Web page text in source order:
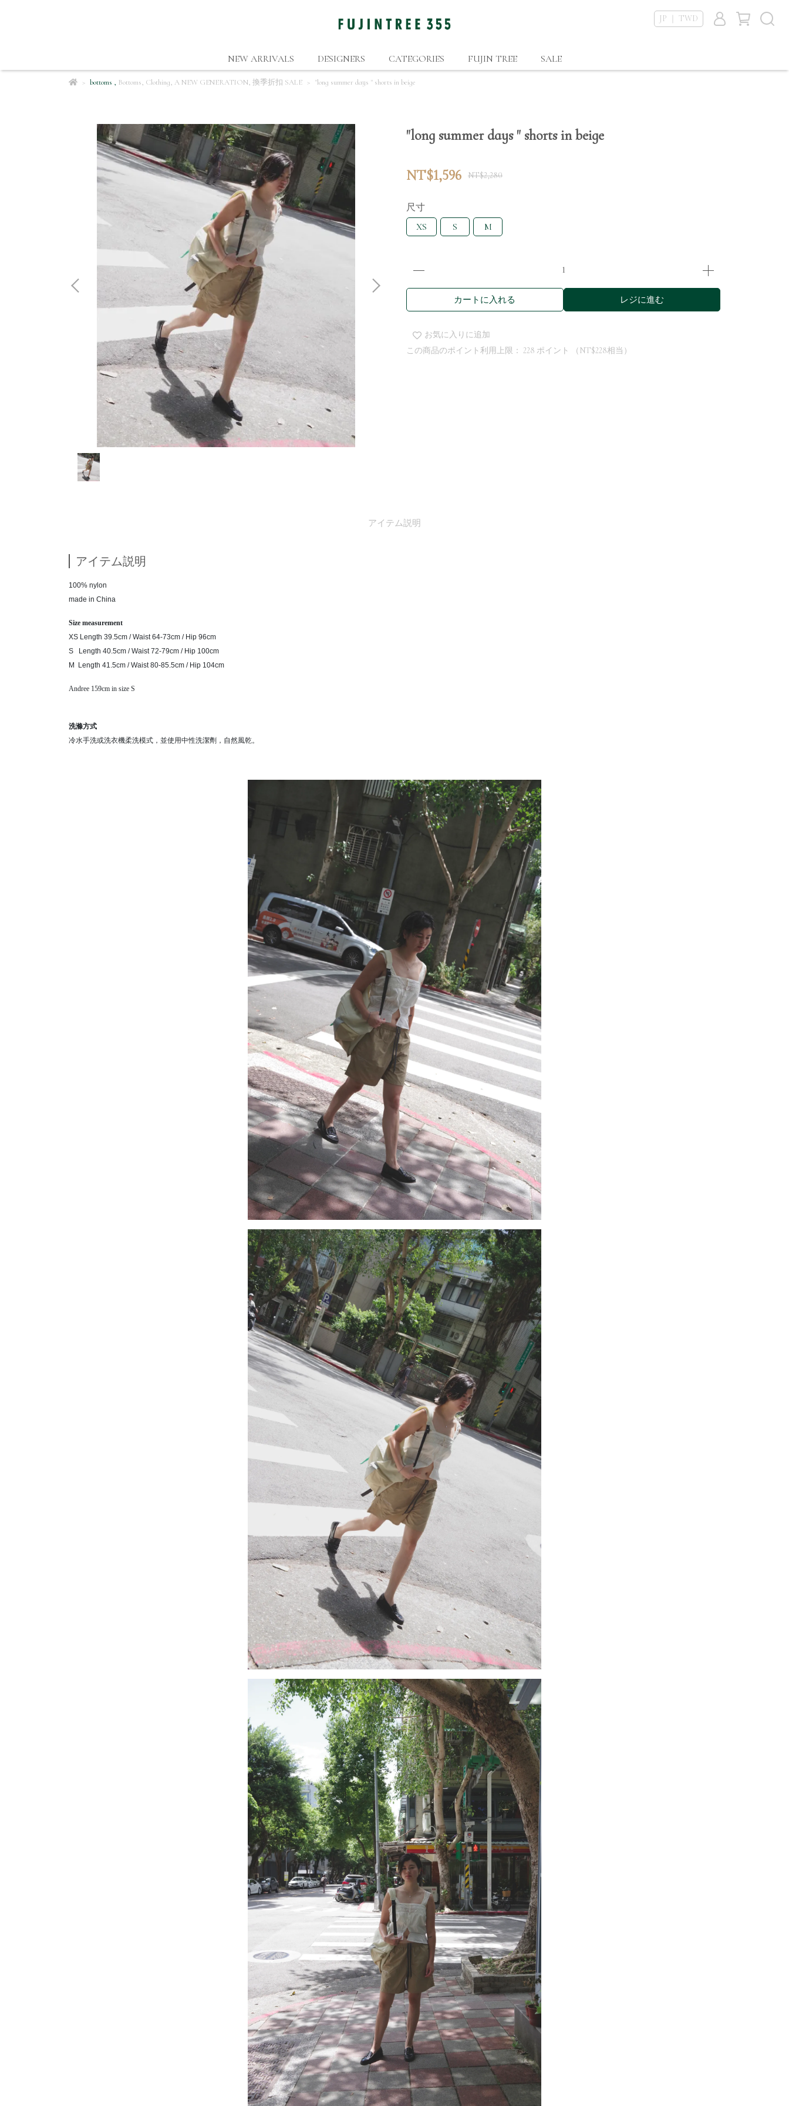
JP ｜ TWD
NEW ARRIVALS DESIGNERS CATEGORIES FUJIN TREE SALE
bottoms , Bottoms, Clothing, A NEW GENERATION, 換季折扣 SALE "long summer days " shorts in beige
"long summer days " shorts in beige
NT$1,596 NT$2,280
尺寸
XS
S M
カートに入れる レジに進む
お気に入りに追加
この商品のポイント利用上限： 228 ポイント （NT$228相当）
アイテム説明
アイテム説明
100% nylon
made in China
Size measurement
XS Length 39.5cm / Waist 64-73cm / Hip 96cm
S Length 40.5cm / Waist 72-79cm / Hip 100cm
M Length 41.5cm / Waist 80-85.5cm / Hip 104cm
Andree 159cm in size S
洗滌方式
冷水手洗或洗衣機柔洗模式，並使用中性洗潔劑，自然風乾。